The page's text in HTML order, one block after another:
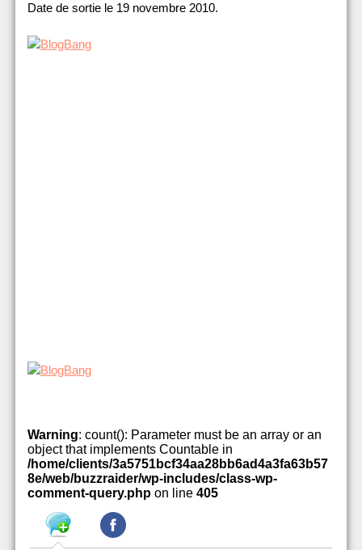
Date de sortie le 19 novembre 2010.
Warning: count(): Parameter must be an array or an
object that implements Countable in
/home/clients/3a5751bcf34aa28bb6ad4a3fa63b57
8e/web/buzzraider/wp-includes/class-wp-
comment-query.php on line 405